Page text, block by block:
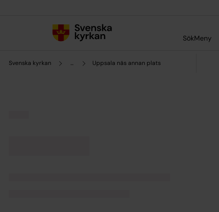
SökMeny
Svenska kyrkan ... Uppsala näs annan plats